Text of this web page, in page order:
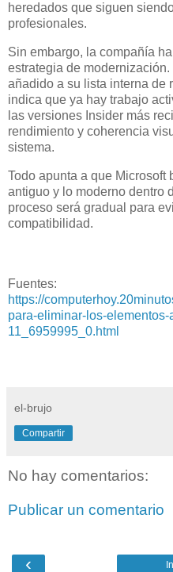
heredados que siguen
profesionales.
Sin embargo, la compañía
estrategia de
añadido a su lista interna de
indica que ya hay trabajo
las versiones Insider más
rendimiento y coherencia
sistema.
Todo apunta a que Microsoft
antiguo y lo moderno dentro
proceso será gradual para
compatibilidad.
Fuentes:
https://
para-eliminar-los-
11_6959995_0.html
el-brujo
Compartir
No hay comentarios:
Publicar un comentario
‹